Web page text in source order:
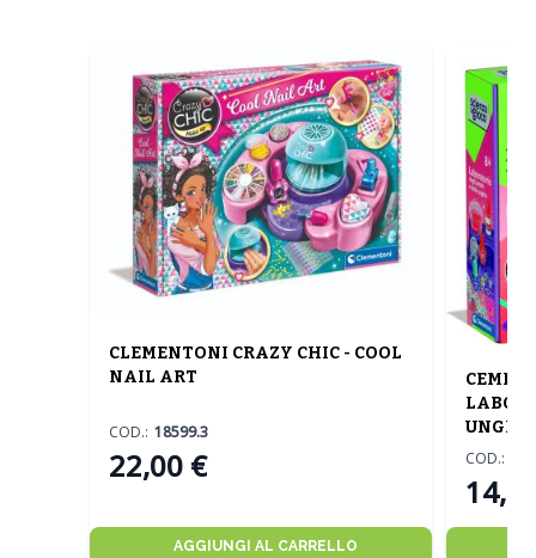
CLEMENTONI CRAZY CHIC - COOL
NAIL ART
22,00 €
COD.: 18599.3
AGGIUNGI AL CARRELLO
COD.: